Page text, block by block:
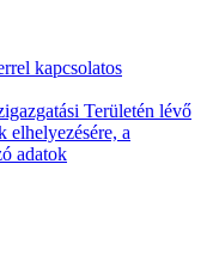
kapcsolatos
Területén lévő
elhelyezésére, a
adatok